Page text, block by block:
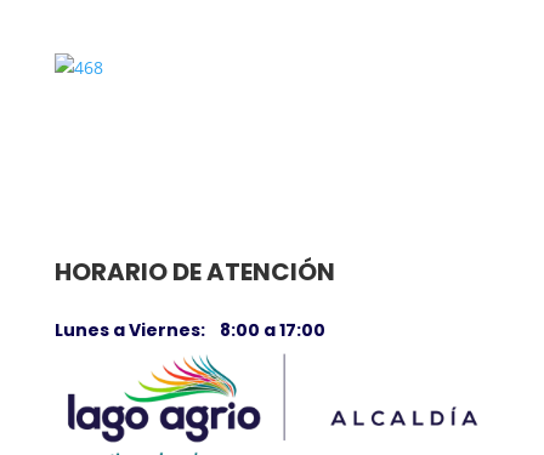
HORARIO DE ATENCIÓN
Lunes a Viernes: 8:00 a 17:00